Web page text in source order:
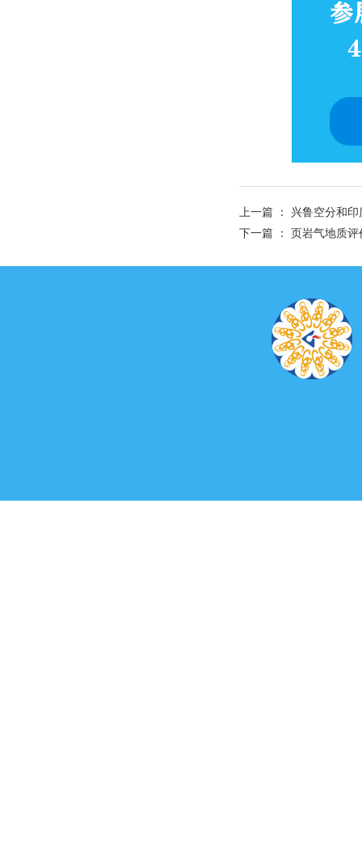
上一篇 ： 兴鲁空分和
下一篇 ： 页岩气地质